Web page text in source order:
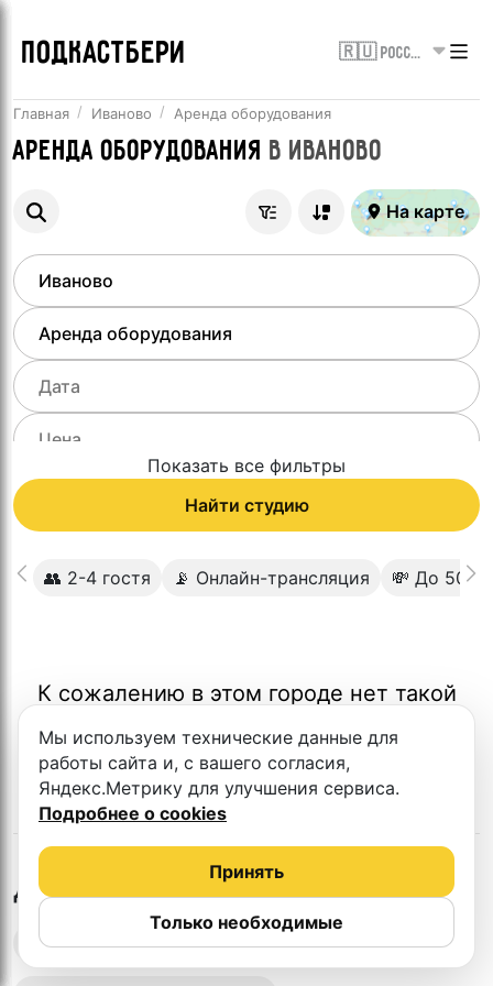
ПОДКАСТБЕРИ 🇷🇺 Россия
Главная Иваново Аренда оборудования
Аренда оборудования в Иваново
На карте
Показать все фильтры
Найти студию
👥 2-4 гостя 📡 Онлайн-трансляция 💸 До 5000
К сожалению в этом городе нет такой
Другие студии в Иваново
Выездная запись подкастов
Мы используем технические данные для
работы сайта и, с вашего согласия,
Яндекс.Метрику для улучшения сервиса.
Подробнее о cookies
Только необходимые
Принять